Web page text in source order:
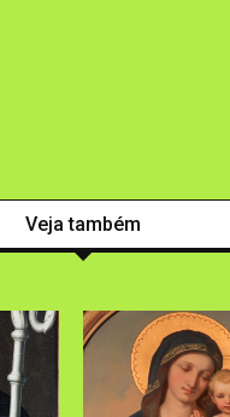
Veja também